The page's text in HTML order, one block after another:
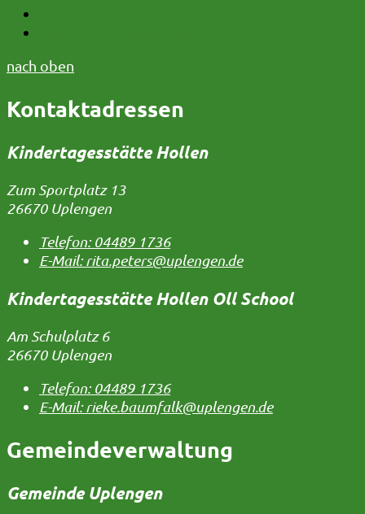
nach oben
Kontaktadressen
Kindertagesstätte Hollen
Zum Sportplatz 13
26670 Uplengen
Telefon:04489 1736
E-Mail:rita.peters@uplengen.de
Kindertagesstätte Hollen Oll School
Am Schulplatz 6
26670 Uplengen
Telefon:04489 1736
E-Mail:rieke.baumfalk@uplengen.de
Gemeindeverwaltung
Gemeinde Uplengen